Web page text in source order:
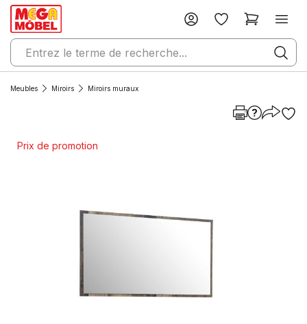
Meubles Miroirs Miroirs muraux
Prix de promotion